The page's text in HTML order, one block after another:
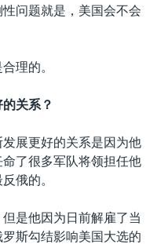
问题就是，美国会不会
理的。
关系？
展更好的关系是因为他
了很多军队将领担任他
俄的。
是他因为日前解雇了当
斯勾结影响美国大选的